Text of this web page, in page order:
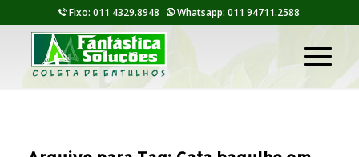
Fixo: 011 4329.8948 Whatsapp: 011 94711.2588